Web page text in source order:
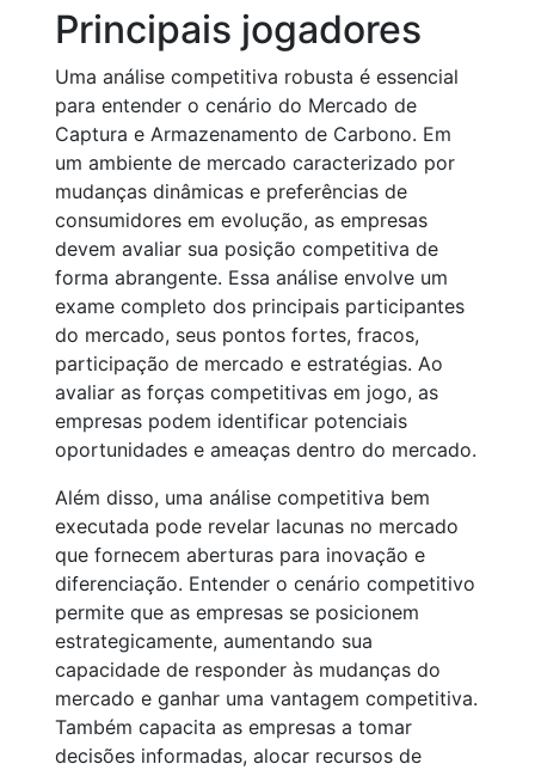
Principais jogadores
Uma análise competitiva robusta é essencial
para entender o cenário do Mercado de
Captura e Armazenamento de Carbono. Em
um ambiente de mercado caracterizado por
mudanças dinâmicas e preferências de
consumidores em evolução, as empresas
devem avaliar sua posição competitiva de
forma abrangente. Essa análise envolve um
exame completo dos principais participantes
do mercado, seus pontos fortes, fracos,
participação de mercado e estratégias. Ao
avaliar as forças competitivas em jogo, as
empresas podem identificar potenciais
oportunidades e ameaças dentro do mercado.
Além disso, uma análise competitiva bem
executada pode revelar lacunas no mercado
que fornecem aberturas para inovação e
diferenciação. Entender o cenário competitivo
permite que as empresas se posicionem
estrategicamente, aumentando sua
capacidade de responder às mudanças do
mercado e ganhar uma vantagem competitiva.
Também capacita as empresas a tomar
decisões informadas, alocar recursos de